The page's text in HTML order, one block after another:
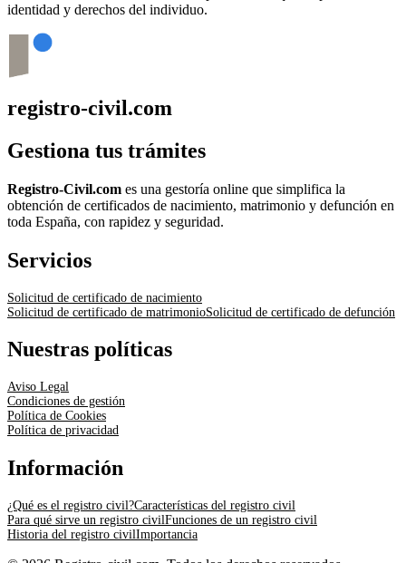
identidad y derechos del individuo.
registro-civil.com
Gestiona tus trámites
Registro-Civil.com es una gestoría online que simplifica la
obtención de certificados de nacimiento, matrimonio y defunción en
toda España, con rapidez y seguridad.
Servicios
Solicitud de certificado de nacimiento
Solicitud de certificado de matrimonioSolicitud de certificado de defunción
Nuestras políticas
Aviso Legal
Condiciones de gestión
Política de Cookies
Política de privacidad
Información
¿Qué es el registro civil?Características del registro civil
Para qué sirve un registro civilFunciones de un registro civil
Historia del registro civilImportancia